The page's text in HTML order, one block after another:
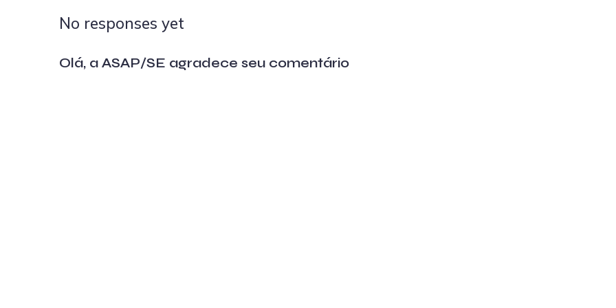
No responses yet
Olá, a ASAP/SE agradece seu comentário